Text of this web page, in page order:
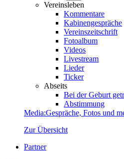
Vereinsleben
Kommentare
Kabinengespräche
Vereinszeitschrift
Fotoalbum
Videos
Livestream
Lieder
Ticker
Abseits
Bei der Geburt
Abstimmung
Media:Gespräche, Fotos und
Zur Übersicht
Partner